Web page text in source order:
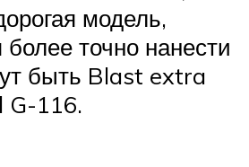
модель,
точно нанести
быть Blast extra
G-116.